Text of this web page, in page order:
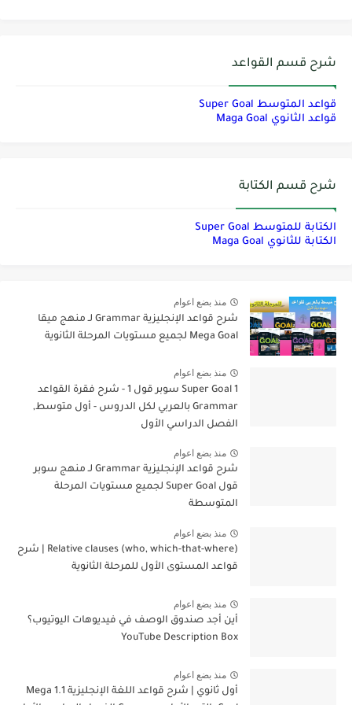
شرح قسم القواعد
قواعد المتوسط Super Goal
قواعد الثانوي Maga Goal
شرح قسم الكتابة
الكتابة للمتوسط Super Goal
الكتابة للثانوي Maga Goal
منذ بضع اعوام
شرح قواعد الإنجليزية Grammar لـ منهج ميقا
Mega Goal لجميع مستويات المرحلة الثانوية
منذ بضع اعوام
Super Goal 1 سوبر قول 1 - شرح فقرة القواعد
Grammar بالعربي لكل الدروس - أول متوسط,
الفصل الدراسي الأول
منذ بضع اعوام
شرح قواعد الإنجليزية Grammar لـ منهج سوبر
قول Super Goal لجميع مستويات المرحلة
المتوسطة
منذ بضع اعوام
Relative clauses (who, which-that-where) | شرح
قواعد المستوى الأول للمرحلة الثانوية
منذ بضع اعوام
أين أجد صندوق الوصف في فيديوهات اليوتيوب؟
YouTube Description Box
منذ بضع اعوام
أول ثانوي | شرح قواعد اللغة الإنجليزية 1.1 Mega